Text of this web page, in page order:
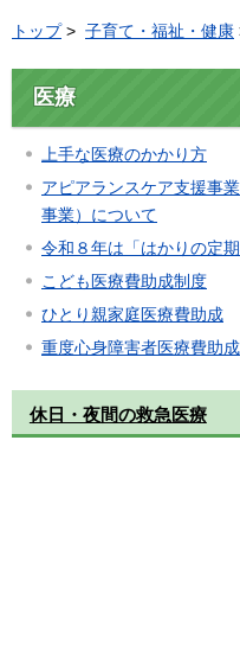
トップ> 子育て・福祉・健康
医療
上手な医療のかかり方
アピアランスケア支援事
事業）について
令和８年は「はかりの定
こども医療費助成制度
ひとり親家庭医療費助成
重度心身障害者医療費助成
休日・夜間の救急医療